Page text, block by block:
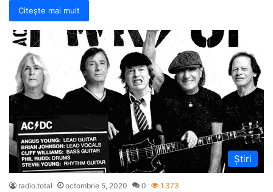
Citește mai mult
Știri
radio.total octombrie 5, 2020 0 1.373